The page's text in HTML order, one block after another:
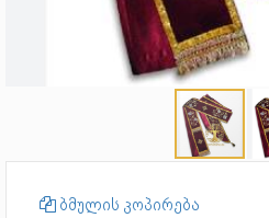
ბმულის კოპირება